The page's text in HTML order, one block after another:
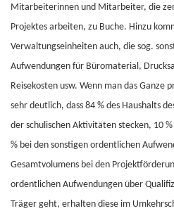
Mitarbeiterinnen und Mitarbeiter, die
Projektes arbeiten, zu Buche. Hinzu
Verwaltungseinheiten auch, die sog.
Aufwendungen für Büromaterial,
Reisekosten usw. Wenn man das
sehr deutlich, dass 84 % des Haushalts
der schulischen Aktivitäten stecken, 10
% bei den sonstigen ordentlichen
Gesamtvolumens bei den
ordentlichen Aufwendungen über
Träger geht, erhalten diese im